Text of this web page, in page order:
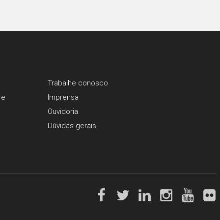
Trabalhe conosco
Imprensa
Ouvidoria
Dúvidas gerais